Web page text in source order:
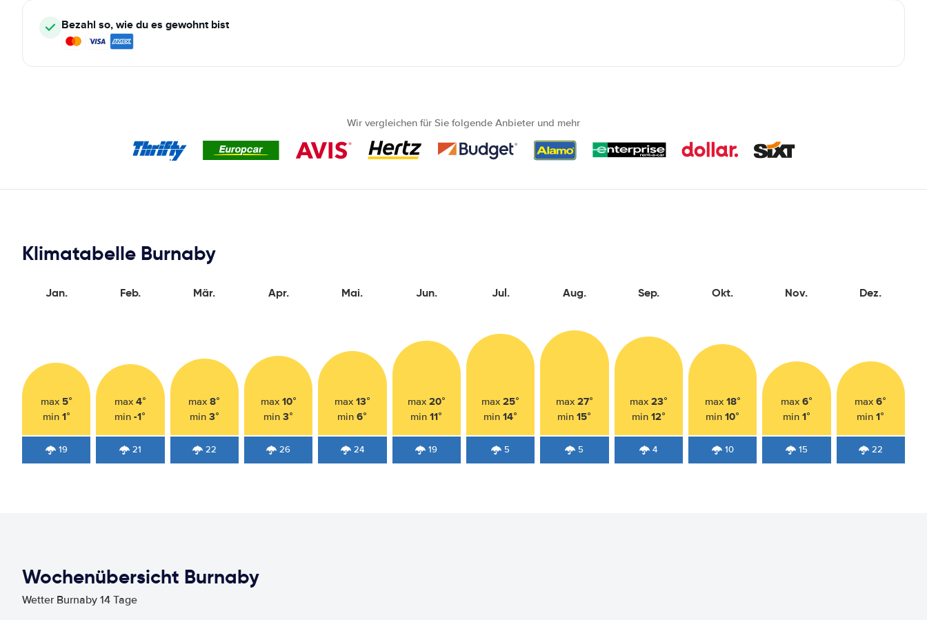
Bezahl so, wie du es gewohnt bist
Wir vergleichen für Sie folgende Anbieter und mehr
Klimatabelle Burnaby
Jan.
max 5°
min 1°
19
Feb.
max 4°
min-1°
21
Mär.
max8°
min 3°
22
Apr.
max 10°
min3°
26
Mai.
max 13°
min6°
24
Jun.
max 20°
min11°
19
Jul.
max25°
min14°
5
Aug.
max 27°
min15°
5
Sep.
max 23°
min 12°
4
Okt.
max 18°
min10°
10
Nov.
max 6°
min 1°
15
Dez.
max6°
min1°
22
Wochenübersicht Burnaby
Wetter Burnaby 14 Tage